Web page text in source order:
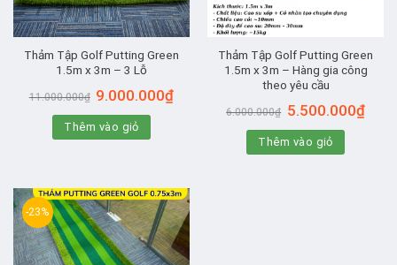
Thảm Tập Golf Putting Green
1.5m x 3m – 3 Lỗ
11.000.000₫ Giá
gốc
là:
11.000.000₫.
9.000.000₫Giá
Thêm vào giỏ
Thảm Tập Golf Putting Green
1.5m x 3m – Hàng gia công
theo yêu cầu
6.000.000₫ Giá
gốc
là:
6.000.000₫.
5.500.000₫Giá
hiện
Thêm vào giỏ
-23%